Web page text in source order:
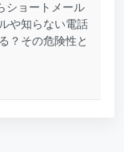
ショートメール
や知らない電話
？その危険性と